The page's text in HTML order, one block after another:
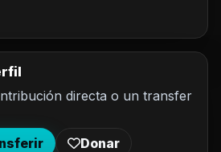
directa o un transfer
Donar